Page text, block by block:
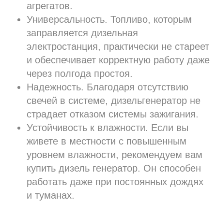
агрегатов.
Универсальность. Топливо, которым
заправляется дизельная
электростанция, практически не стареет
и обеспечивает корректную работу даже
через полгода простоя.
Надежность. Благодаря отсутствию
свечей в системе, дизельгенератор не
страдает отказом системы зажигания.
Устойчивость к влажности. Если вы
живете в местности с повышенным
уровнем влажности, рекомендуем вам
купить дизель генератор. Он способен
работать даже при постоянных дождях
и туманах.